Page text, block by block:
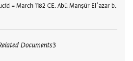
= March 1182 CE. Abū Manṣūr Elʿazar b.
Documents3